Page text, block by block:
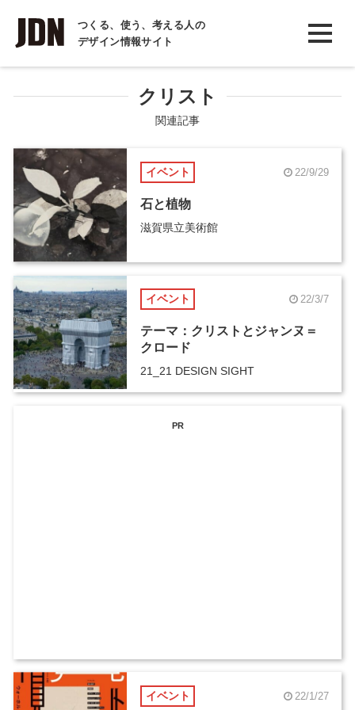
つくる、使う、考える人の
デザイン情報サイト
INTERVIEW
インタビュー
COLUMN
コラム
クリスト
関連記事
イベント 22/9/29
石と植物
滋賀県立美術館
イベント 22/3/7
テーマ：クリストとジャンヌ＝
クロード
21_21 DESIGN SIGHT
PR
イベント 22/1/27